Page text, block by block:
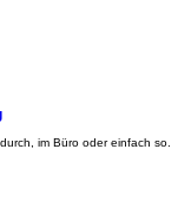
im Büro oder einfach so.